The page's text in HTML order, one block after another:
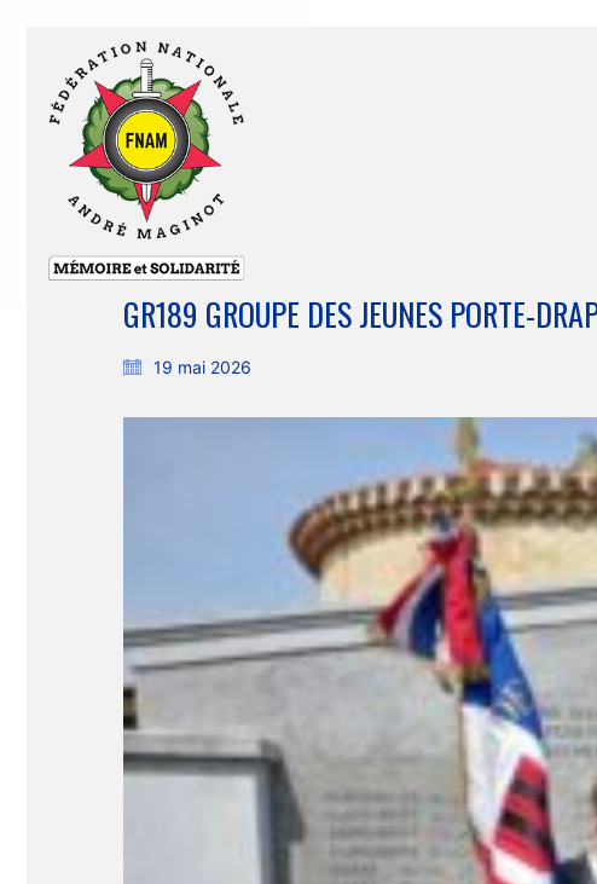
GR189 GROUPE DES JEUNES PORTE-
19 mai 2026